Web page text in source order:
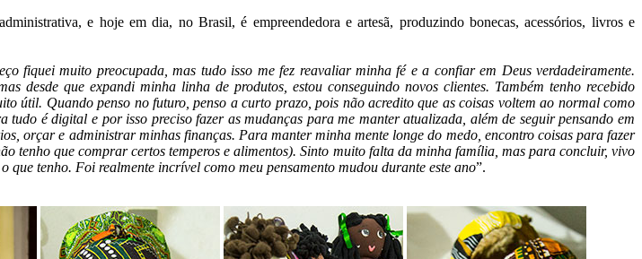
e hoje em dia, no Brasil, é empreendedora e artesã, produzindo bonecas, acessórios, livros e
fiquei muito preocupada, mas tudo isso me fez reavaliar minha fé e a confiar em Deus verdadeiramente.
desde que expandi minha linha de produtos, estou conseguindo novos clientes. Também tenho recebido
útil. Quando penso no futuro, penso a curto prazo, pois não acredito que as coisas voltem ao normal como
é digital e por isso preciso fazer as mudanças para me manter atualizada, além de seguir pensando em
orçar e administrar minhas finanças. Para manter minha mente longe do medo, encontro coisas para fazer
tenho que comprar certos temperos e alimentos). Sinto muito falta da minha família, mas para concluir, vivo
tenho. Foi realmente incrível como meu pensamento mudou durante este ano”.